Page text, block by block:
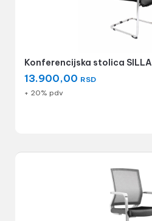
Konferencijska stolica SILLA
13.900,00 RSD
+ 20% pdv